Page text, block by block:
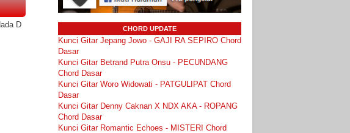
D CHORD UPDATE
Kunci Gitar Jepang Jowo - GAJI RA SEPIRO Chord
Dasar
Kunci Gitar Betrand Putra Onsu - PECUNDANG
Chord Dasar
Kunci Gitar Woro Widowati - PATGULIPAT Chord
Dasar
Kunci Gitar Denny Caknan X NDX AKA - ROPANG
Chord Dasar
Kunci Gitar Romantic Echoes - MISTERI Chord